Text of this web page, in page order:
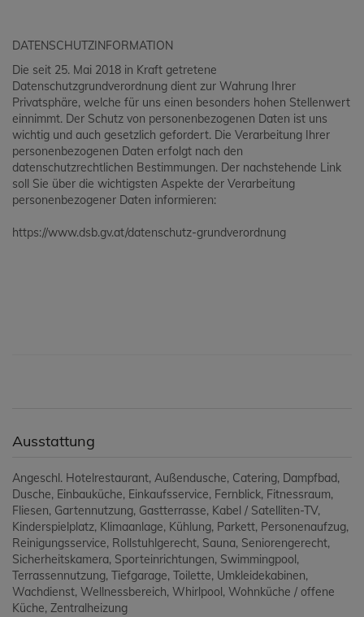
DATENSCHUTZINFORMATION
Die seit 25. Mai 2018 in Kraft getretene
Datenschutzgrundverordnung dient zur Wahrung Ihrer
Privatsphäre, welche für uns einen besonders hohen Stellenwert
einnimmt. Der Schutz von personenbezogenen Daten ist uns
wichtig und auch gesetzlich gefordert. Die Verarbeitung Ihrer
personenbezogenen Daten erfolgt nach den
datenschutzrechtlichen Bestimmungen. Der nachstehende Link
soll Sie über die wichtigsten Aspekte der Verarbeitung
personenbezogener Daten informieren:
https://www.dsb.gv.at/datenschutz-grundverordnung
Ausstattung
Angeschl. Hotelrestaurant Außendusche Catering Dampfbad
Dusche Einbauküche Einkaufsservice Fernblick Fitnessraum
Fliesen Gartennutzung Gastterrasse Kabel / Satelliten-TV
Kinderspielplatz Klimaanlage Kühlung Parkett Personenaufzug
Reinigungsservice Rollstuhlgerecht Sauna Seniorengerecht
Sicherheitskamera Sporteinrichtungen Swimmingpool
Terrassennutzung Tiefgarage Toilette Umkleidekabinen
Wachdienst Wellnessbereich Whirlpool Wohnküche / offene
Küche Zentralheizung